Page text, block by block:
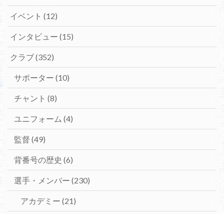
イベント (12)
インタビュー (15)
クラブ(352)
サポーター (10)
チャント (8)
ユニフォーム (4)
監督 (49)
背番号の歴史 (6)
選手・メンバー (230)
アカデミー (21)